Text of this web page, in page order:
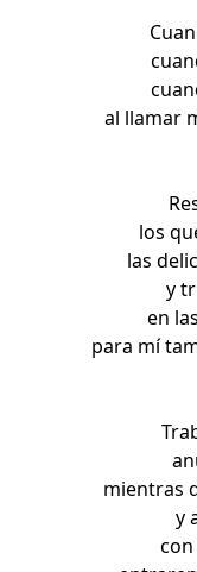
al llamar
los
las
y
en
para mí
mientras
y
con